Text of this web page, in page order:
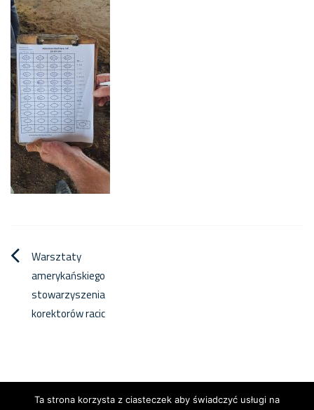
Nawigacja
wpisu
Warsztaty
amerykańskiego
stowarzyszenia
korektorów racic
Ta strona korzysta z ciasteczek aby świadczyć usługi na